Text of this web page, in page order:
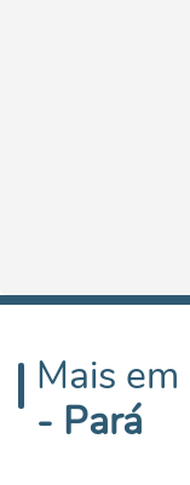
Mais em
- Pará